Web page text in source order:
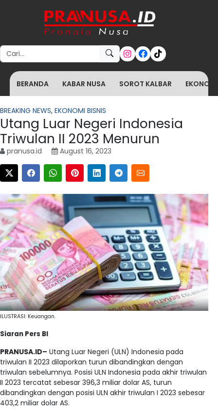
Search for:
BERANDA KABAR NUSA SOROT KALBAR
BREAKING NEWS, EKONOMI BISNIS
Utang Luar Negeri Indonesia
Triwulan II 2023 Menurun
pranusa.id August 16, 2023
ILUSTRASI: Keuangan.
Siaran Pers BI
PRANUSA.ID– Utang Luar Negeri (ULN) Indonesia pada
triwulan II 2023 dilaporkan turun dibandingkan dengan
triwulan sebelumnya. Posisi ULN Indonesia pada akhir triwulan
II 2023 tercatat sebesar 396,3 miliar dolar AS, turun
dibandingkan dengan posisi ULN akhir triwulan I 2023 sebesar
403,2 miliar dolar AS.